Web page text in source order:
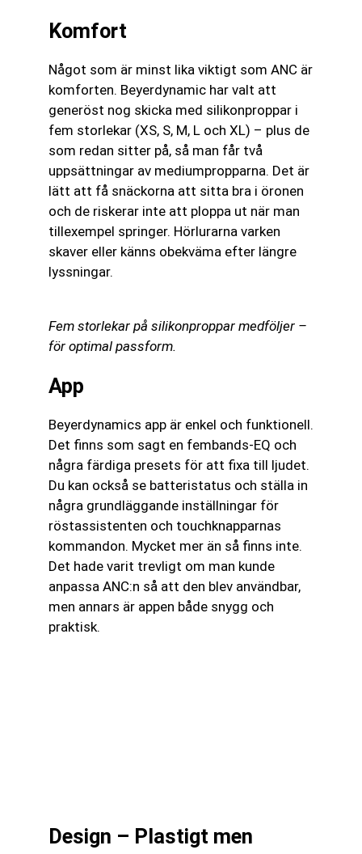
Komfort
Något som är minst lika viktigt som ANC är
komforten. Beyerdynamic har valt att
generöst nog skicka med silikonproppar i
fem storlekar (XS, S, M, L och XL) – plus de
som redan sitter på, så man får två
uppsättningar av mediumpropparna. Det är
lätt att få snäckorna att sitta bra i öronen
och de riskerar inte att ploppa ut när man
tillexempel springer. Hörlurarna varken
skaver eller känns obekväma efter längre
lyssningar.
Fem storlekar på silikonproppar medföljer –
för optimal passform.
App
Beyerdynamics app är enkel och funktionell.
Det finns som sagt en fembands-EQ och
några färdiga presets för att fixa till ljudet.
Du kan också se batteristatus och ställa in
några grundläggande inställningar för
röstassistenten och touchknapparnas
kommandon. Mycket mer än så finns inte.
Det hade varit trevligt om man kunde
anpassa ANC:n så att den blev användbar,
men annars är appen både snygg och
praktisk.
Design – Plastigt men